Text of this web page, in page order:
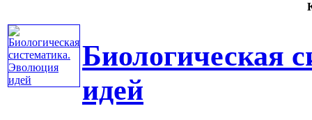
Биологическая
идей